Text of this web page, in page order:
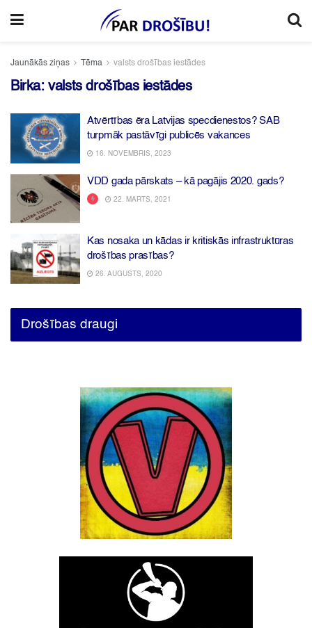
Jaunākās ziņas Tēma valsts drošības iestādes
Birka:valsts drošības iestādes
Atvērtības ēra Latvijas specdienestos? SAB
turpmāk pastāvīgi publicēs vakances
16. NOVEMBRIS, 2023
VDD gada pārskats – kā pagājis 2020. gads?
22. MARTS, 2021
Kas nosaka un kādas ir kritiskās infrastruktūras
drošības prasības?
26. AUGUSTS, 2020
Drošības draugi